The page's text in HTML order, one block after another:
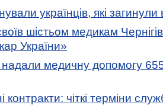
українців, які загинули
шістьом медикам
України»
надали медичну допомогу
контракти: чіткі терміни